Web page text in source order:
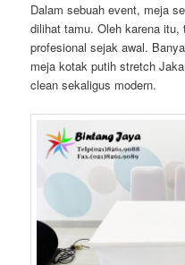
Dalam sebuah event, meja
dilihat tamu. Oleh karena
profesional sejak awal.
meja kotak putih stretch
clean sekaligus modern.